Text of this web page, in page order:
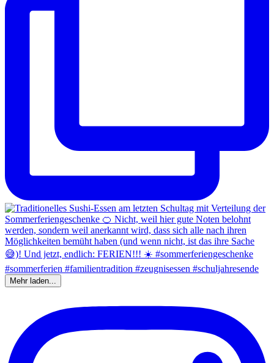
Mehr laden...